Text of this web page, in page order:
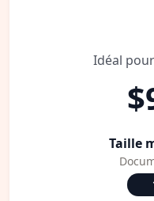
Idéal
Taille